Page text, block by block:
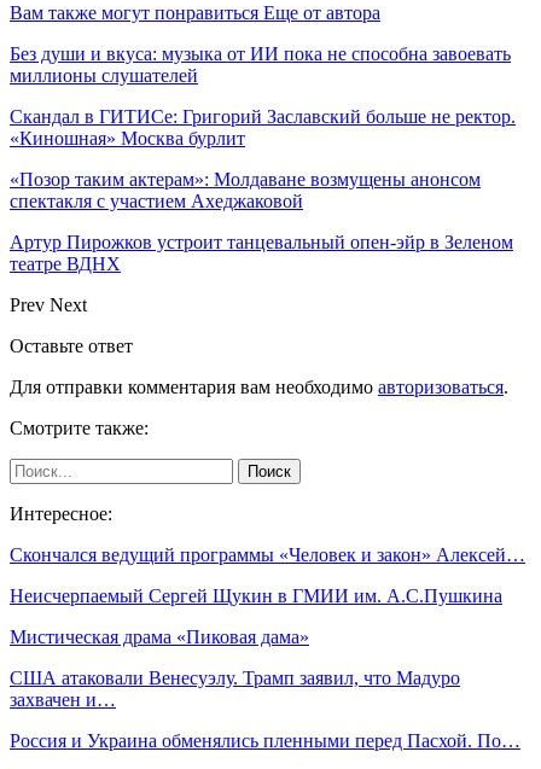
Вам также могут понравиться Еще от автора
Без души и вкуса: музыка от ИИ пока не способна завоевать
миллионы слушателей
Скандал в ГИТИСе: Григорий Заславский больше не ректор.
«Киношная» Москва бурлит
«Позор таким актерам»: Молдаване возмущены анонсом
спектакля с участием Ахеджаковой
Артур Пирожков устроит танцевальный опен-эйр в Зеленом
театре ВДНХ
Prev Next
Оставьте ответ
Для отправки комментария вам необходимо авторизоваться.
Смотрите также:
Интересное:
Скончался ведущий программы «Человек и закон» Алексей…
Неисчерпаемый Сергей Щукин в ГМИИ им. А.С.Пушкина
Мистическая драма «Пиковая дама»
США атаковали Венесуэлу. Трамп заявил, что Мадуро
захвачен и…
Россия и Украина обменялись пленными перед Пасхой. По…